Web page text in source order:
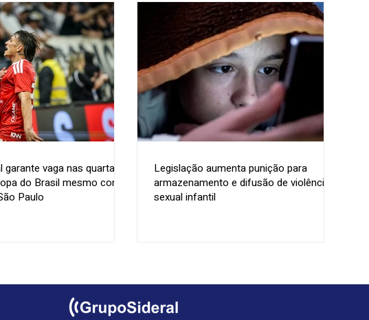
vaga nas quartas
do Brasil mesmo com
Paulo
Legislação aumenta punição para
armazenamento e difusão de violência
sexual infantil